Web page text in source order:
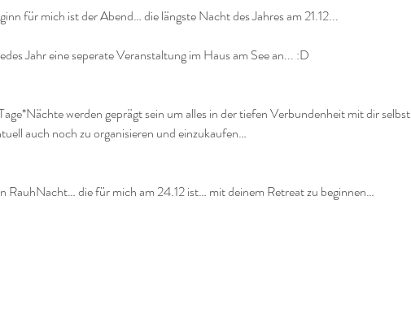
für mich ist der Abend… die längste Nacht des Jahres am 21.12...
Jahr eine seperate Veranstaltung im Haus am See an... :D
werden geprägt sein um alles in der tiefen Verbundenheit mit dir selbst
auch noch zu organisieren und einzukaufen…
RauhNacht… die für mich am 24.12 ist… mit deinem Retreat zu beginnen…